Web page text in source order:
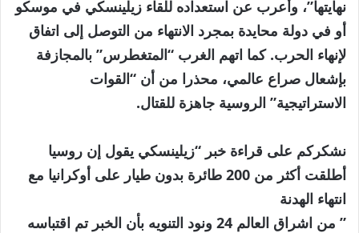
نهايتها”، وأعرب عن استعداده للقاء زيلينسكي في موسكو
أو في دولة محايدة بمجرد الانتهاء من التوصل إلى اتفاق
لإنهاء الحرب. كما اتهم الغرب “المتغطرس” بالمجازفة
بإشعال صراع عالمي، محذرا من أن “القوات
الاستراتيجية” الروسية جاهزة للقتال.
نشكركم على قراءة خبر “زيلينسكي يقول إن روسيا
أطلقت أكثر من 200 طائرة بدون طيار على أوكرانيا مع
انتهاء الهدنة
” من اشراق العالم 24 ونود التنويه بأن الخبر تم اقتباسه